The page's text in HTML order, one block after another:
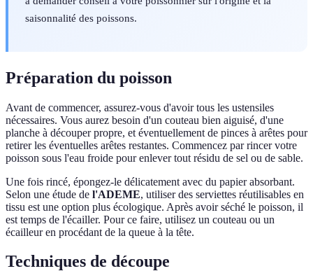
saisonnalité des poissons.
Préparation du poisson
Avant de commencer, assurez-vous d'avoir tous les ustensiles
nécessaires. Vous aurez besoin d'un couteau bien aiguisé, d'une
planche à découper propre, et éventuellement de pinces à arêtes pour
retirer les éventuelles arêtes restantes. Commencez par rincer votre
poisson sous l'eau froide pour enlever tout résidu de sel ou de sable.
Une fois rincé, épongez-le délicatement avec du papier absorbant.
Selon une étude de l'ADEME, utiliser des serviettes réutilisables en
tissu est une option plus écologique. Après avoir séché le poisson, il
est temps de l'écailler. Pour ce faire, utilisez un couteau ou un
écailleur en procédant de la queue à la tête.
Techniques de découpe